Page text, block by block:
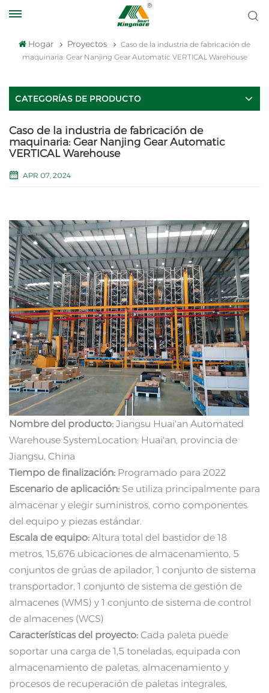
Hogar Proyectos
Caso de la industria de fabricación de
maquinaria: Gear Nanjing Gear Automatic VERTICAL Warehouse
CATEGORÍAS DE PRODUCTO
Caso de la industria de fabricación de
maquinaria: Gear Nanjing Gear Automatic
VERTICAL Warehouse
APR 07, 2024
Nombre del producto: Jiangsu Huai'an Automated
Warehouse SystemLocation: Huai'an, provincia de
Jiangsu, China
Tiempo de finalización: Programado para 2022
Escenario de aplicación: Se utiliza principalmente para
almacenar y elegir suministros, como componentes
del equipo y piezas estándar.
Escala de equipo: Altura total del bastidor de 18
metros, 15,676 ubicaciones de almacenamiento, 5
conjuntos de grúas de apilador, 1 conjunto de sistema
transportador, 1 conjunto de sistema de gestión de
almacenes (WMS) y 1 conjunto de sistema de control
de almacenes (WCS)
Características del proyecto: Cada paleta puede
soportar una carga de 1,5 toneladas, equipada con
almacenamiento de paletas, almacenamiento y
procesos de recuperación de paletas integrales,